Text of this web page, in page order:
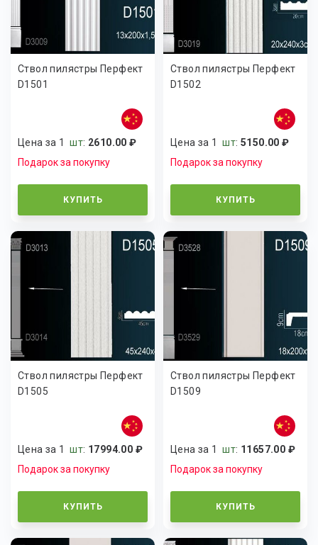
Ствол пилястры Перфект
D1501
Цена за 1шт: 2610.00 ₽
Подарок за покупку
КУПИТЬ
Ствол пилястры Перфект
D1502
Цена за 1шт:5150.00 ₽
Подарок за покупку
КУПИТЬ
Ствол пилястры Перфект
D1505
Цена за 1шт: 17994.00 ₽
Подарок за покупку
КУПИТЬ
Ствол пилястры Перфект
D1509
Цена за 1шт: 11657.00 ₽
Подарок за покупку
КУПИТЬ